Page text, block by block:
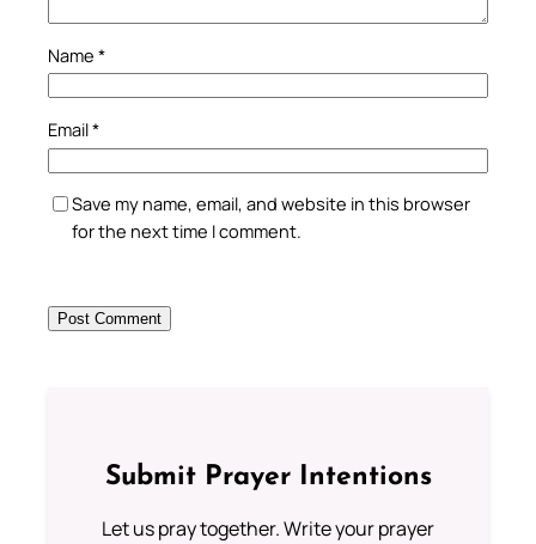
Name *
Email*
Save my name, email, and website in this browser
for the next time I comment.
Submit Prayer Intentions
Let us pray together. Write your prayer